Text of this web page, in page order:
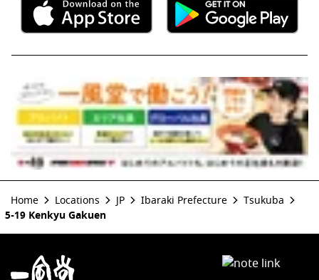
Home Locations JP Ibaraki Prefecture
Tsukuba
5-19 Kenkyu Gakuen